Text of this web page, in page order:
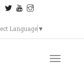
Language▼
Toggle